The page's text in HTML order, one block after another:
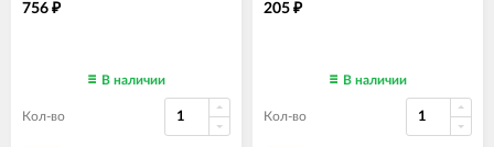
756 ₽
В наличии
Кол-во
205 ₽
В наличии
Кол-во